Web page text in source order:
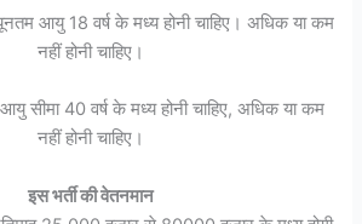
आयु 18 वर्ष के मध्य होनी चाहिए। अधिक या कम
नहीं होनी चाहिए।
सीमा 40 वर्ष के मध्य होनी चाहिए, अधिक या कम
नहीं होनी चाहिए।
इस भर्ती की वेतनमान